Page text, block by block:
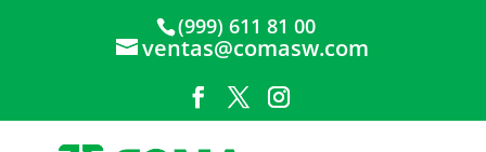
(999) 611 81 00
ventas@comasw.com